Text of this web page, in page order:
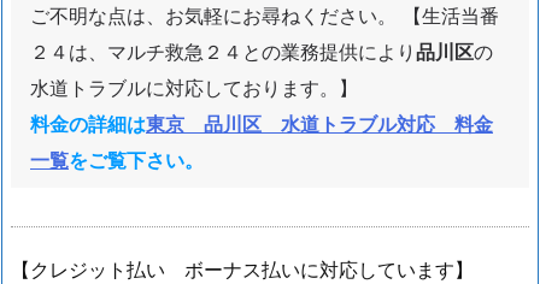
ご不明な点は、お気軽にお尋ねください。 【生活当番
２４は、マルチ救急２４との業務提供により 品川区の
水道トラブルに対応しております。】
料金の詳細は東京 品川区 水道トラブル対応 料金
一覧をご覧下さい。
【クレジット払い ボーナス払いに対応しています】